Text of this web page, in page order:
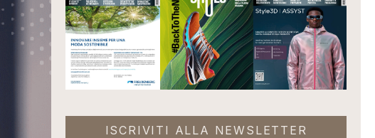
ISCRIVITI ALLA NEWSLETTER